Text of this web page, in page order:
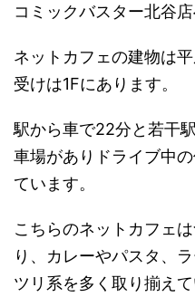
コミックバスター北谷
ネットカフェの建物は
受けは1Fにあります。
駅から車で22分と若干
車場がありドライブ中
ています。
こちらのネットカフェ
り、カレーやパスタ、
ツリ系を多く取り揃え